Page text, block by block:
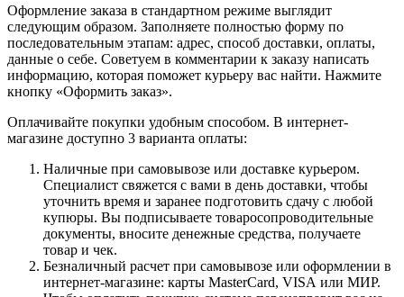
Оформление заказа в стандартном режиме выглядит
следующим образом. Заполняете полностью форму по
последовательным этапам: адрес, способ доставки, оплаты,
данные о себе. Советуем в комментарии к заказу написать
информацию, которая поможет курьеру вас найти. Нажмите
кнопку «Оформить заказ».
Оплачивайте покупки удобным способом. В интернет-
магазине доступно 3 варианта оплаты:
Наличные при самовывозе или доставке курьером.
Специалист свяжется с вами в день доставки, чтобы
уточнить время и заранее подготовить сдачу с любой
купюры. Вы подписываете товаросопроводительные
документы, вносите денежные средства, получаете
товар и чек.
Безналичный расчет при самовывозе или оформлении в
интернет-магазине: карты MasterCard, VISA или МИР.